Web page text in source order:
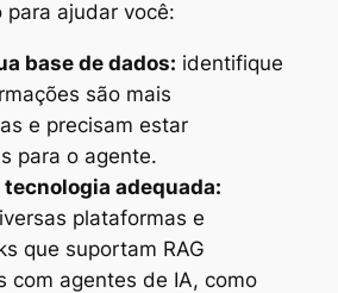
para ajudar você:
base de dados: identifique
são mais
e precisam estar
para o agente.
tecnologia adequada:
plataformas e
que suportam RAG
com agentes de IA, como